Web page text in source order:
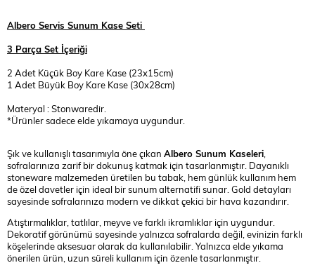
Albero Servis Sunum Kase Seti
3 Parça Set İçeriği
2 Adet Küçük Boy Kare Kase (23x15cm)
1 Adet Büyük Boy Kare Kase (30x28cm)
Materyal : Stonwaredir.
*Ürünler sadece elde yıkamaya uygundur.
Şık ve kullanışlı tasarımıyla öne çıkan Albero Sunum Kaseleri
sofralarınıza zarif bir dokunuş katmak için tasarlanmıştır. Dayanıklı
stoneware malzemeden üretilen bu tabak, hem günlük kullanım hem
de özel davetler için ideal bir sunum alternatifi sunar. Gold detayları
sayesinde sofralarınıza modern ve dikkat çekici bir hava kazandırır.
Atıştırmalıklar, tatlılar, meyve ve farklı ikramlıklar için uygundur.
Dekoratif görünümü sayesinde yalnızca sofralarda değil, evinizin farklı
köşelerinde aksesuar olarak da kullanılabilir. Yalnızca elde yıkama
önerilen ürün, uzun süreli kullanım için özenle tasarlanmıştır.